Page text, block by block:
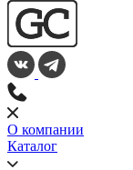
О компании
Каталог